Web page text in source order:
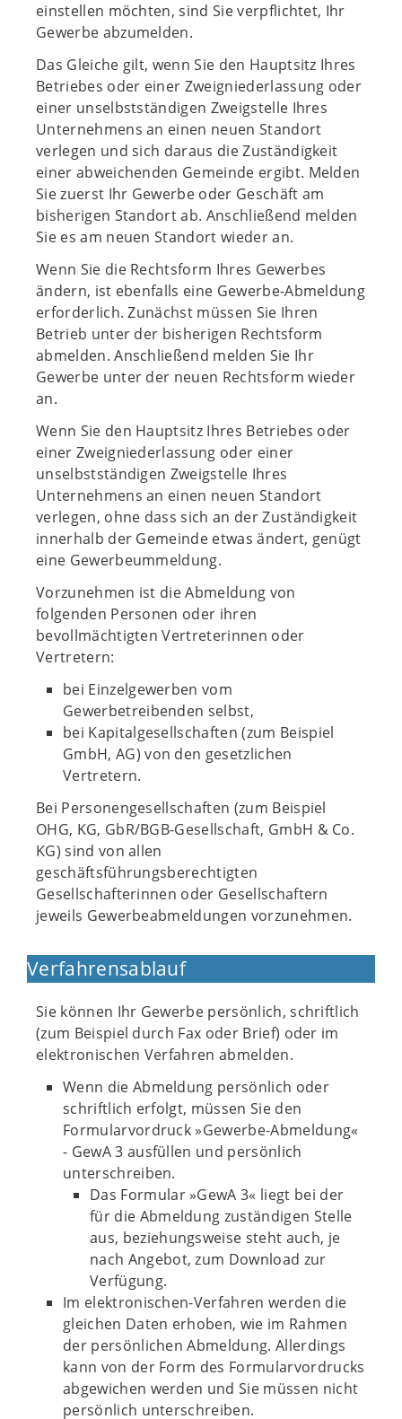
einstellen möchten, sind Sie verpflichtet, Ihr
Gewerbe abzumelden.
Das Gleiche gilt, wenn Sie den Hauptsitz Ihres
Betriebes oder einer Zweigniederlassung oder
einer unselbstständigen Zweigstelle Ihres
Unternehmens an einen neuen Standort
verlegen und sich daraus die Zuständigkeit
einer abweichenden Gemeinde ergibt. Melden
Sie zuerst Ihr Gewerbe oder Geschäft am
bisherigen Standort ab. Anschließend melden
Sie es am neuen Standort wieder an.
Wenn Sie die Rechtsform Ihres Gewerbes
ändern, ist ebenfalls eine Gewerbe-Abmeldung
erforderlich. Zunächst müssen Sie Ihren
Betrieb unter der bisherigen Rechtsform
abmelden. Anschließend melden Sie Ihr
Gewerbe unter der neuen Rechtsform wieder
an.
Wenn Sie den Hauptsitz Ihres Betriebes oder
einer Zweigniederlassung oder einer
unselbstständigen Zweigstelle Ihres
Unternehmens an einen neuen Standort
verlegen, ohne dass sich an der Zuständigkeit
innerhalb der Gemeinde etwas ändert, genügt
eine Gewerbeummeldung.
Vorzunehmen ist die Abmeldung von
folgenden Personen oder ihren
bevollmächtigten Vertreterinnen oder
Vertretern:
bei Einzelgewerben vom
Gewerbetreibenden selbst,
bei Kapitalgesellschaften (zum Beispiel
GmbH, AG) von den gesetzlichen
Vertretern.
Bei Personengesellschaften (zum Beispiel
OHG, KG, GbR/BGB-Gesellschaft, GmbH & Co.
KG) sind von allen
geschäftsführungsberechtigten
Gesellschafterinnen oder Gesellschaftern
jeweils Gewerbeabmeldungen vorzunehmen.
Verfahrensablauf
Sie können Ihr Gewerbe persönlich, schriftlich
(zum Beispiel durch Fax oder Brief) oder im
elektronischen Verfahren abmelden.
Wenn die Abmeldung persönlich oder
schriftlich erfolgt, müssen Sie den
Formularvordruck »Gewerbe-Abmeldung«
- GewA 3 ausfüllen und persönlich
unterschreiben.
Das Formular »GewA 3« liegt bei der
für die Abmeldung zuständigen Stelle
aus, beziehungsweise steht auch, je
nach Angebot, zum Download zur
Verfügung.
Im elektronischen-Verfahren werden die
gleichen Daten erhoben, wie im Rahmen
der persönlichen Abmeldung. Allerdings
kann von der Form des Formularvordrucks
abgewichen werden und Sie müssen nicht
persönlich unterschreiben.